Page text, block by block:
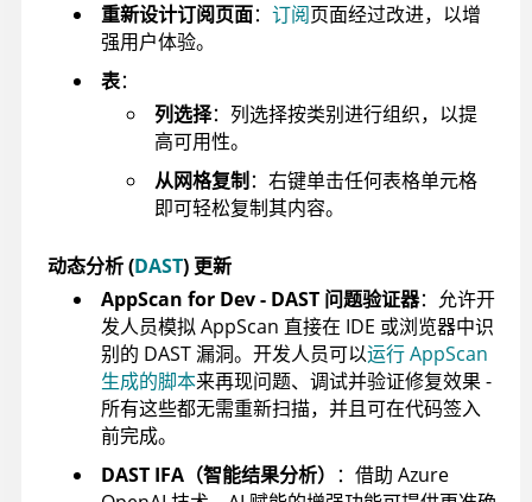
重新设计订阅页面： 订阅页面经过改进，以增
强用户体验。
表：
列选择：列选择按类别进行组织，以提
高可用性。
从网格复制 ：右键单击任何表格单元格
即可轻松复制其内容。
动态分析 (DAST) 更新
AppScan for Dev - DAST 问题验证器：允许开
发人员模拟AppScan 直接在 IDE 或浏览器中识
别的 DAST 漏洞。开发人员可以运行 AppScan
生成的脚本来再现问题、调试并验证修复效果 -
所有这些都无需重新扫描，并且可在代码签入
前完成。
DAST IFA（智能结果分析） ：借助 Azure